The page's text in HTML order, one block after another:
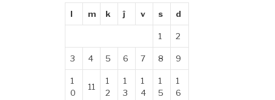
l m k ĵ v s d
1 2
3 4 5 6 7 8 9
1
0
11
1
2
1
3
1
4
1
5
1
6